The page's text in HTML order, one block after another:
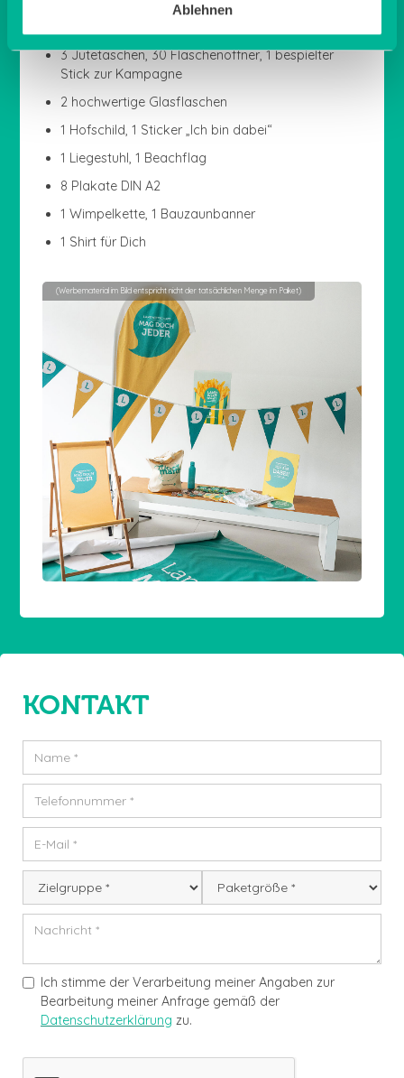
Ablehnen
200 Samentüten, 200 Pixi-Hefte (Alles rund um´s
3 Jutetaschen, 30 Flaschenöffner, 1 bespielter
Stick zur Kampagne
2 hochwertige Glasflaschen
1 Hofschild, 1 Sticker „Ich bin dabei“
1 Liegestuhl, 1 Beachflag
8 Plakate DIN A2
1 Wimpelkette, 1 Bauzaunbanner
1 Shirt für Dich
(Werbematerial im Bild entspricht nicht der tatsächlichen Menge im Paket)
KONTAKT
Ich stimme der Verarbeitung meiner Angaben zur
Bearbeitung meiner Anfrage gemäß der
Datenschutzerklärung zu.